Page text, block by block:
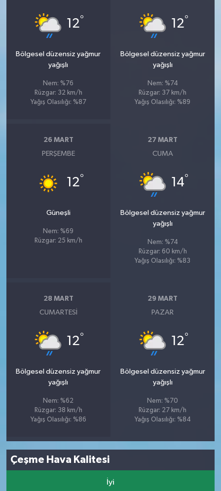
12°
Bölgesel düzensiz yağmur
yağışlı
Nem: %76
Rüzgar: 32 km/h
Yağış Olasılığı: %87
12°
Bölgesel düzensiz yağmur
yağışlı
Nem: %74
Rüzgar: 37 km/h
Yağış Olasılığı: %89
26 MART
PERŞEMBE
12°
Güneşli
Nem: %69
Rüzgar: 25 km/h
27 MART
CUMA
14°
Bölgesel düzensiz yağmur
yağışlı
Nem: %74
Rüzgar: 60 km/h
Yağış Olasılığı: %83
28 MART
CUMARTESI
12°
Bölgesel düzensiz yağmur
yağışlı
Nem: %62
Rüzgar: 38 km/h
Yağış Olasılığı: %86
29 MART
PAZAR
12°
Bölgesel düzensiz yağmur
yağışlı
Nem: %70
Rüzgar: 27 km/h
Yağış Olasılığı: %84
Çeşme Hava Kalitesi
İyi